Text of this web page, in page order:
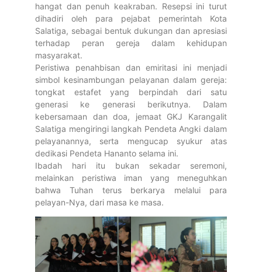
hangat dan penuh keakraban. Resepsi ini turut
dihadiri oleh para pejabat pemerintah Kota
Salatiga, sebagai bentuk dukungan dan apresiasi
terhadap peran gereja dalam kehidupan
masyarakat.
Peristiwa penahbisan dan emiritasi ini menjadi
simbol kesinambungan pelayanan dalam gereja:
tongkat estafet yang berpindah dari satu
generasi ke generasi berikutnya. Dalam
kebersamaan dan doa, jemaat GKJ Karangalit
Salatiga mengiringi langkah Pendeta Angki dalam
pelayanannya, serta mengucap syukur atas
dedikasi Pendeta Hananto selama ini.
Ibadah hari itu bukan sekadar seremoni,
melainkan peristiwa iman yang meneguhkan
bahwa Tuhan terus berkarya melalui para
pelayan-Nya, dari masa ke masa.